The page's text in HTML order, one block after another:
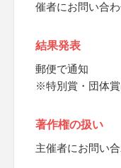
催者にお問い合
結果発表
郵便で通知
※特別賞・団体
著作権の扱い
主催者にお問い